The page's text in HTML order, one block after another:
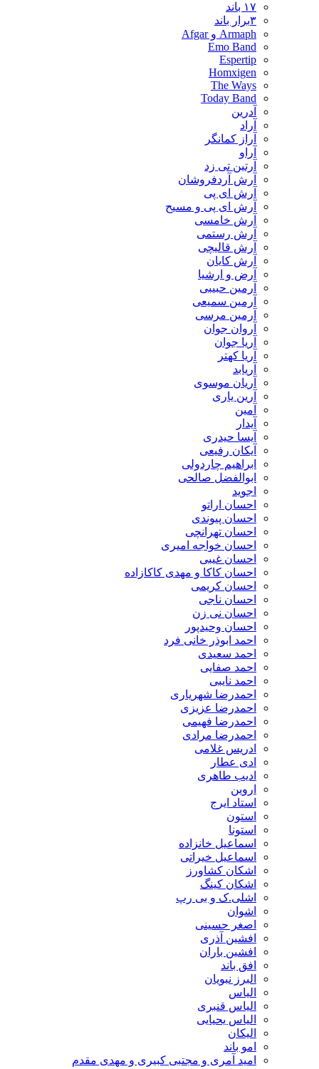
۱۷ باند
۳برار باند
Armaph و Afgar
Emo Band
Espertip
Homxigen
The Ways
Today Band
آدرین
آراد
آراز کمانگر
آراو
آرتین تی زد
آرش آردفروشان
آرش ای پی
آرش ای پی و مسیح
آرش خامسی
آرش رستمی
آرش قالیچی
آرش کایان
​آرض و ارشیا
آرمین حبیبی
آرمین سمیعی
آرمین مرسی
آروان جوان
آریا جوان
آریا کهتر
آریابد
آریان موسوی
آرین یاری
آمین
آیدار
آیسا حیدری
آیکان رفیعی
ابراهیم چاردولی
ابوالفضل صالحی
اجوید
احسان اراتو
احسان پیوندی
احسان تهرانچی
احسان خواجه امیری
احسان غیبی
احسان کاکا و مهدی کاکازاده
احسان کریمی
احسان ناجی
احسان نی زن
احسان وحیدپور
احمد ابوذر خانی فرد
احمد سعیدی
احمد صفایی
احمد نایبی
احمدرضا شهریاری
احمدرضا عزیزی
احمدرضا فهیمی
احمدرضا مرادی
ادریس غلامی
ادی عطار
ادیب طاهری
اروین
استاد ایرج
استون
استونا
اسماعیل خانزاده
اسماعیل خیراتی
اشکان کشاورز
اشکان کینگ
اشلی.ک و بی رپ
اشوان
اصغر حسینی
افشین آذری
افشین باران
افق باند
البرز نبویان
الیاس
الیاس قنبرى
الیاس یحیایی
الیکان
امو باند
امید آمری و مجتبی کبیری و مهدى مقدم